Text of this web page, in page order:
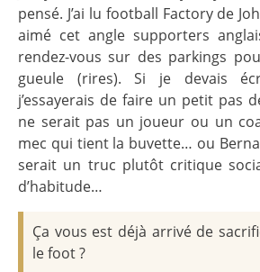
pensé. J’ai lu football Factory de
aimé cet angle supporters
rendez-vous sur des parkings
gueule (rires). Si je devais
j’essayerais de faire un petit pas
ne serait pas un joueur ou un
mec qui tient la buvette… ou
serait un truc plutôt critique
d’habitude…
Ça vous est déjà arrivé de
le foot ?